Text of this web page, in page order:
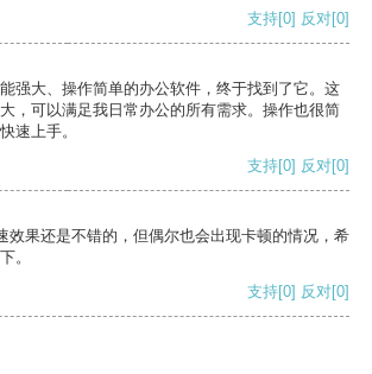
支持[0] 反对[0]
强大、操作简单的办公软件，终于找到了它。这
，可以满足我日常办公的所有需求。操作也很简
速上手。
支持[0] 反对[0]
效果还是不错的，但偶尔也会出现卡顿的情况，希
。
支持[0] 反对[0]